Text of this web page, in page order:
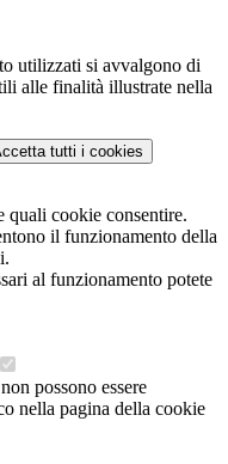
utilizzati si avvalgono di
alle finalità illustrate nella
tutti i cookies
quali cookie consentire.
il funzionamento della
al funzionamento potete
possono essere
nella pagina della cookie